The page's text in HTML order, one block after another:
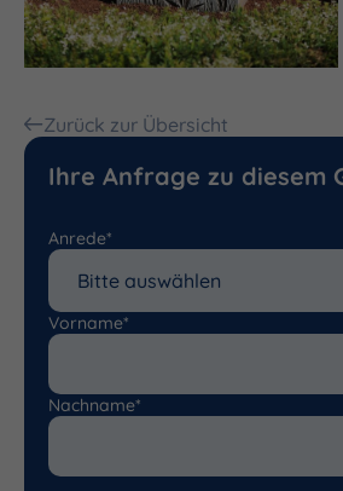
Zurück zur Übersicht
Ihre Anfrage zu diesem
Anrede*
Vorname*
Nachname*